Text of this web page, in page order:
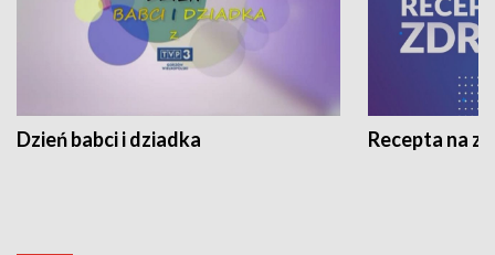
Dzień babci i dziadka Recepta na